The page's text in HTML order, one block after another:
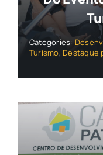
Categories:
Turismo, Destaque